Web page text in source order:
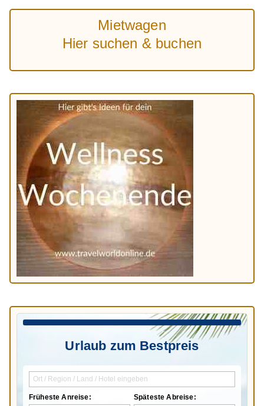
Mietwagen
Hier suchen & buchen
Urlaub zum Bestpreis
Früheste Anreise: Späteste Abreise: